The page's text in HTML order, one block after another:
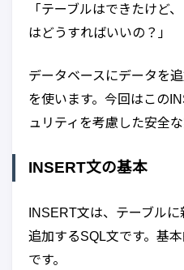
「テーブルはできたけど
はどうすればいいの？」
データベースにデータを
を使います。今回はこの
ュリティを考慮した安全
INSERT文の基本
INSERT文は、テーブル
追加するSQL文です。基
です。